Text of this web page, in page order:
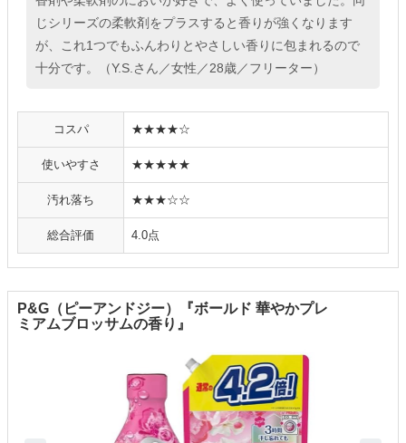
じシリーズの柔軟剤をプラスすると香りが強くなります
が、これ1つでもふんわりとやさしい香りに包まれるので
十分です。（Y.S.さん／女性／28歳／フリーター）
コスパ ★★★★☆
使いやすさ ★★★★★
汚れ落ち ★★★☆☆
総合評価 4.0点
P&G（ピーアンドジー）『ボールド 華やかプレ
ミアムブロッサムの香り』